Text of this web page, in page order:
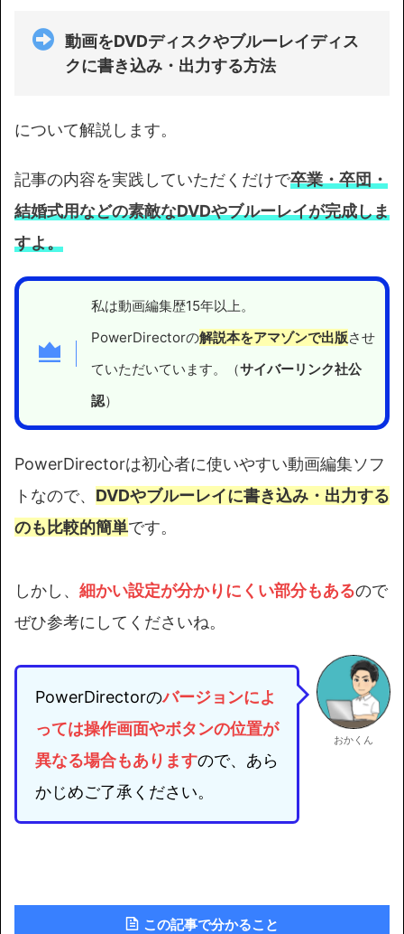
動画をDVDディスクやブルーレイディス
クに書き込み・出力する方法
について解説します。
記事の内容を実践していただくだけで卒業・卒団・
結婚式用などの素敵なDVDやブルーレイが完成しま
すよ。
私は動画編集歴15年以上。
PowerDirectorの解説本をアマゾンで出版させ
ていただいています。（サイバーリンク社公
認）
PowerDirectorは初心者に使いやすい動画編集ソフ
トなので、 DVDやブルーレイに書き込み・出力する
のも比較的簡単です。
しかし、 細かい設定が分かりにくい部分もあるので
ぜひ参考にしてくださいね。
PowerDirectorのバージョンによ
っては操作画面やボタンの位置が
異なる場合もありますので、あら
かじめご了承ください。
おかくん
この記事で分かること